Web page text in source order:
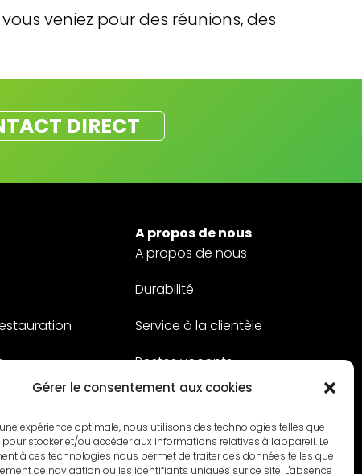
Gérer le consentement aux cookies
expérience optimale, nous utilisons des technologies telles que
pour stocker et/ou accéder aux informations relatives à l'appareil. Le
à ces technologies nous permet de traiter des données telles que
de navigation ou les identifiants uniques sur ce site. L'absence
veniez pour des réunions, des
DIRECT
A propos de nous
A propos de nous
Durabilité
Service à la clientèle
Postes vacants
Contact